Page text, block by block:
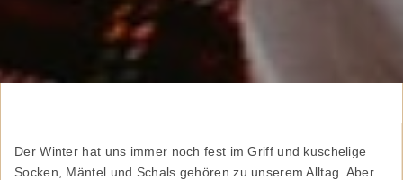
Der Winter hat uns immer noch fest im Griff und kuschelige
Socken, Mäntel und Schals gehören zu unserem Alltag. Aber